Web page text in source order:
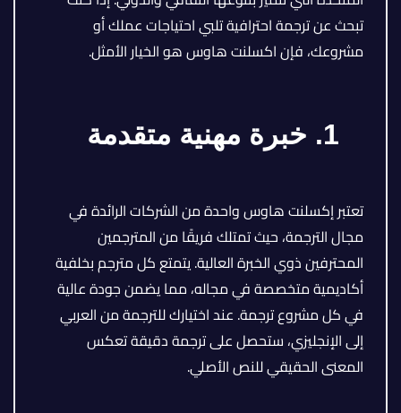
تبحث عن ترجمة احترافية تلبي احتياجات عملك أو
مشروعك، فإن اكسلنت هاوس هو الخيار الأمثل.
تعتبر إكسلنت هاوس واحدة من الشركات الرائدة في
مجال الترجمة، حيث تمتلك فريقًا من المترجمين
المحترفين ذوي الخبرة العالية. يتمتع كل مترجم بخلفية
أكاديمية متخصصة في مجاله، مما يضمن جودة عالية
في كل مشروع ترجمة. عند اختيارك للترجمة من العربي
إلى الإنجليزي، ستحصل على ترجمة دقيقة تعكس
المعنى الحقيقي للنص الأصلي.